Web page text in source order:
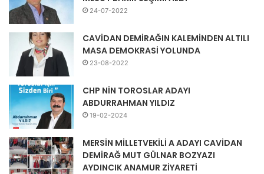
24-07-2022
CAVİDAN DEMİRAĞIN KALEMİNDEN ALTILI
MASA DEMOKRASİ YOLUNDA
23-08-2022
CHP NİN TOROSLAR ADAYI
ABDURRAHMAN YILDIZ
19-02-2024
MERSİN MİLLETVEKİLİ A ADAYI CAVİDAN
DEMİRAĞ MUT GÜLNAR BOZYAZI
AYDINCIK ANAMUR ZİYARETİ